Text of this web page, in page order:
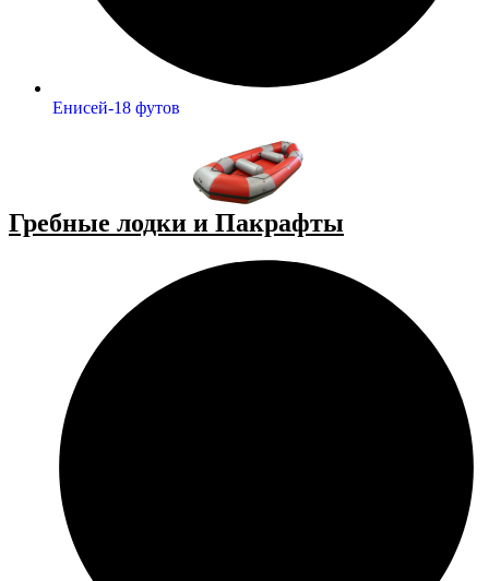
Енисей-18 футов
Гребные лодки и Пакрафты